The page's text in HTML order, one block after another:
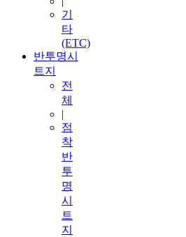
기
타
(ETC)
반투명시
트지
전
체
|
점
착
반
투
명
시
트
지